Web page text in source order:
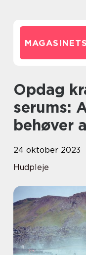
Opdag kraften i A-vitamin
serums:
behøver
24 oktober 2023
Hudpleje